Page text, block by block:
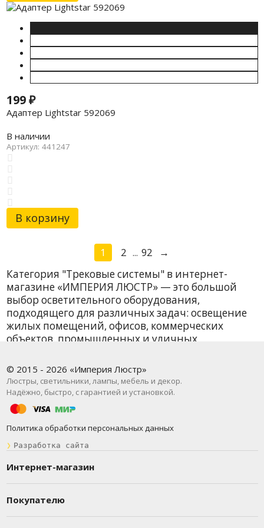
199₽
Адаптер Lightstar 592069
В наличии
Артикул: 441247
В корзину
1 2 ... 92
→
Категория "Трековые системы" в интернет-
магазине «ИМПЕРИЯ ЛЮСТР» — это большой
выбор осветительного оборудования,
подходящего для различных задач: освещение
жилых помещений, офисов, коммерческих
объектов, промышленных и уличных
модели, так и дизайнерские решения от
проверенных брендов. В наличии более 2383
наименований — и всё это с быстрой доставкой
по Москве и всей России.
Трековые системы представлены в
данной категории — от 4 руб. ₽, что делает
предложения доступными для широкого круга
покупателей. Мы постоянно обновляем
мире освещения и предлагаем только
актуальные решения.
© 2015 - 2026 «Империя Люстр»
Люстры, светильники, лампы, мебель и декор.
Надёжно, быстро, с гарантией и установкой.
Политика обработки персональных данных
❯ Разработка сайта
Интернет-магазин
Покупателю